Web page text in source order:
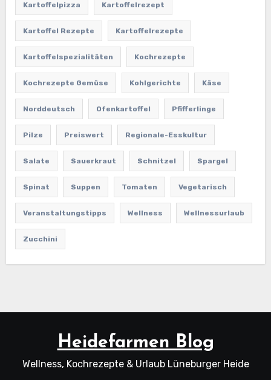
Kartoffelpizza Kartoffelrezept
Kartoffel Rezepte Kartoffelrezepte
Kartoffelspezialitäten Kochrezepte
Kochrezepte Gemüse Kohlgerichte Käse
Norddeutsch Ofenkartoffel Pfifferlinge
Pilze Preiswert Regionale-Esskultur
Salate Sauerkraut Schnitzel Spargel
Spinat Suppen Tomaten Vegetarisch
Veranstaltungstipps Wellness Wellnessurlaub
Zucchini
Heidefarmen Blog
Wellness, Kochrezepte & Urlaub Lüneburger Heide